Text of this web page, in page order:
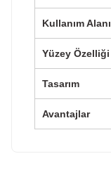
Kullanım Alanı
Yüzey Özelliği
Tasarım
Avantajlar